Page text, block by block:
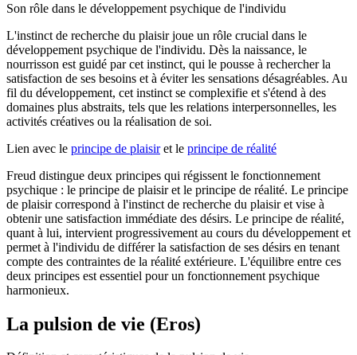
Son rôle dans le développement psychique de l'individu
L'instinct de recherche du plaisir joue un rôle crucial dans le
développement psychique de l'individu. Dès la naissance, le
nourrisson est guidé par cet instinct, qui le pousse à rechercher la
satisfaction de ses besoins et à éviter les sensations désagréables. Au
fil du développement, cet instinct se complexifie et s'étend à des
domaines plus abstraits, tels que les relations interpersonnelles, les
activités créatives ou la réalisation de soi.
Lien avec le principe de plaisiret le principe de réalité
Freud distingue deux principes qui régissent le fonctionnement
psychique : le principe de plaisir et le principe de réalité. Le principe
de plaisir correspond à l'instinct de recherche du plaisir et vise à
obtenir une satisfaction immédiate des désirs. Le principe de réalité,
quant à lui, intervient progressivement au cours du développement et
permet à l'individu de différer la satisfaction de ses désirs en tenant
compte des contraintes de la réalité extérieure. L'équilibre entre ces
deux principes est essentiel pour un fonctionnement psychique
harmonieux.
La pulsion de vie (Eros)